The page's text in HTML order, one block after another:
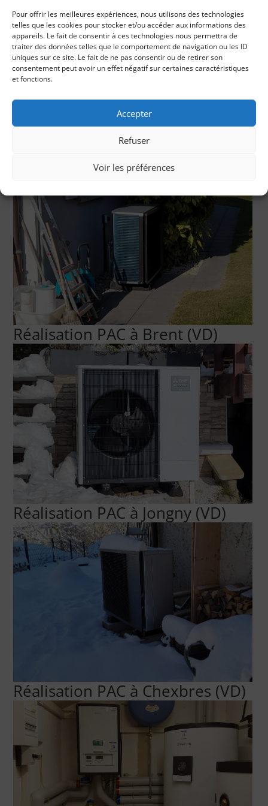
Pour offrir les meilleures expériences, nous utilisons des technologies
telles que les cookies pour stocker et/ou accéder aux informations des
appareils. Le fait de consentir à ces technologies nous permettra de
traiter des données telles que le comportement de navigation ou les ID
uniques sur ce site. Le fait de ne pas consentir ou de retirer son
consentement peut avoir un effet négatif sur certaines caractéristiques
et fonctions.
Accepter
Refuser
Voir les préférences
Réalisation PAC à Brent (VD)
Réalisation PAC à Jongny (VD)
Réalisation PAC à Chexbres (VD)